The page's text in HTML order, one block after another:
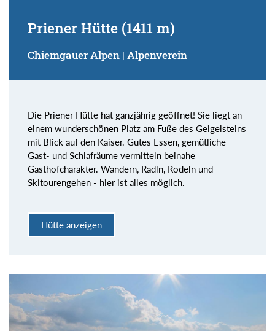
Priener Hütte (1411 m)
Chiemgauer Alpen | Alpenverein
Die Priener Hütte hat ganzjährig geöffnet! Sie liegt an
einem wunderschönen Platz am Fuße des Geigelsteins
mit Blick auf den Kaiser. Gutes Essen, gemütliche
Gast- und Schlafräume vermitteln beinahe
Gasthofcharakter. Wandern, Radln, Rodeln und
Skitourengehen - hier ist alles möglich.
Hütte anzeigen